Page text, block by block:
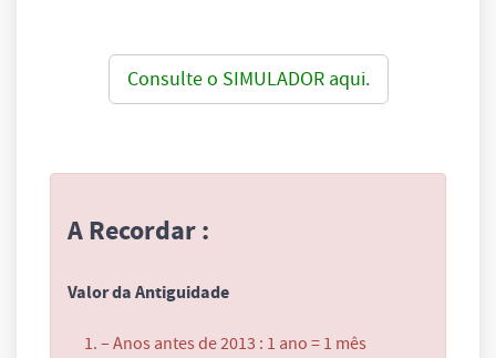
Consulte o SIMULADOR aqui.
A Recordar :
Valor da Antiguidade
– Anos antes de 2013 : 1 ano = 1 mês